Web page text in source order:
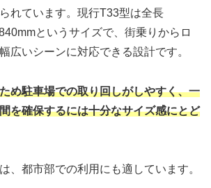
れています。現行T33型は全長
というサイズで、街乗りからロ
広いシーンに対応できる設計です。
め駐車場での取り回しがしやすく、一
を確保するには十分なサイズ感にとど
、都市部での利用にも適しています。